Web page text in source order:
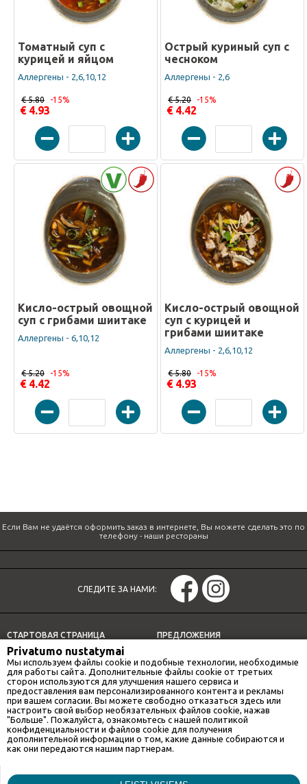
Privatumo nustatymai
Мы используем файлы cookie и подобные технологии, необходимые
для работы сайта. Дополнительные файлы cookie от третьих
сторон используются для улучшения нашего сервиса и
предоставления вам персонализированного контента и рекламы
при вашем согласии. Вы можете свободно отказаться здесь или
настроить свой выбор необязательных файлов cookie, нажав
"Больше". Пожалуйста, ознакомьтесь с нашей политикой
конфиденциальности и файлов cookie для получения
дополнительной информации о том, какие данные собираются и
как они передаются нашим партнерам.
Маркетинг
Томатный суп с
курицей и яйцом
Аллергены - 2,6,10,12
€ 4.93
€ 5.80 -15%
Острый куриный суп с
чесноком
Аллергены - 2,6
€ 4.42
€ 5.20 -15%
Кисло-острый овощной
суп с грибами шиитаке
Аллергены - 6,10,12
€ 4.42
€ 5.20 -15%
Кисло-острый овощной
суп с курицей и
грибами шиитаке
Аллергены - 2,6,10,12
€ 4.93
€ 5.80 -15%
Если Вам не удаётся оформить заказ в интернете, Вы можете сделать это по
телефону - наши рестораны
СЛЕДИТЕ ЗА НАМИ:
СТАРТОВАЯ СТРАНИЦА
СПЕЦИАЛЬНЫЕ ПРЕДЛОЖЕНИЯ
НАШИ РЕСТОРАНЫ
ИНФОРМАЦИЯ
ПРЕДЛОЖЕНИЯ
ОБЕДЕННОЕ ПРЕДЛОЖЕНИЕ
НАШИ РЕСТОРАНЫ
GAN BEI CITY